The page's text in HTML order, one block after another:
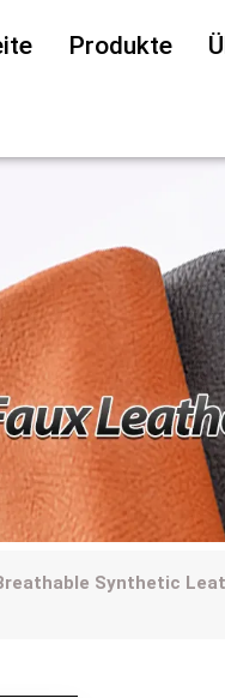
Produkte
Synthetic